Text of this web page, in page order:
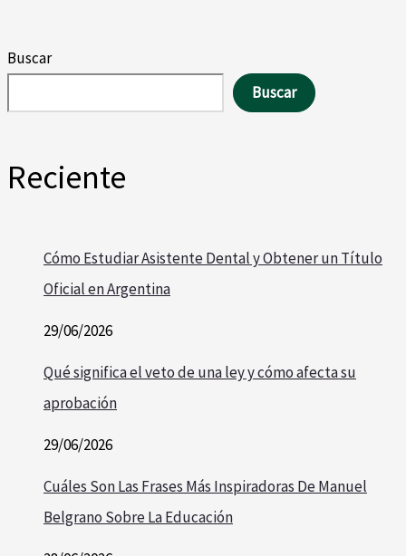
Buscar
Buscar
Reciente
Cómo Estudiar Asistente Dental y Obtener un Título
Oficial en Argentina
29/06/2026
Qué significa el veto de una ley y cómo afecta su
aprobación
29/06/2026
Cuáles Son Las Frases Más Inspiradoras De Manuel
Belgrano Sobre La Educación